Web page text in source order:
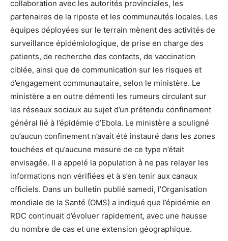
collaboration avec les autorités provinciales, les
partenaires de la riposte et les communautés locales. Les
équipes déployées sur le terrain mènent des activités de
surveillance épidémiologique, de prise en charge des
patients, de recherche des contacts, de vaccination
ciblée, ainsi que de communication sur les risques et
d’engagement communautaire, selon le ministère. Le
ministère a en outre démenti les rumeurs circulant sur
les réseaux sociaux au sujet d’un prétendu confinement
général lié à l’épidémie d’Ebola. Le ministère a souligné
qu’aucun confinement n’avait été instauré dans les zones
touchées et qu’aucune mesure de ce type n’était
envisagée. Il a appelé la population à ne pas relayer les
informations non vérifiées et à s’en tenir aux canaux
officiels. Dans un bulletin publié samedi, l’Organisation
mondiale de la Santé (OMS) a indiqué que l’épidémie en
RDC continuait d’évoluer rapidement, avec une hausse
du nombre de cas et une extension géographique.